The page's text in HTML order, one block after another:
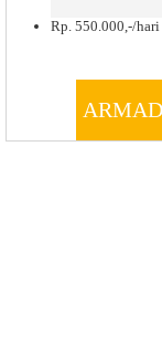
Rp. 550.000,-/